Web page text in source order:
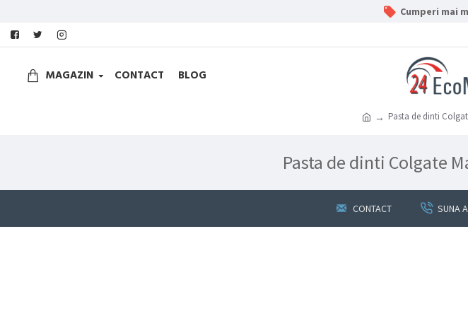
Cumperi mai
MAGAZIN CONTACT BLOG
Pasta de dinti
Pasta de dinti Colgate
CONTACT SUNA